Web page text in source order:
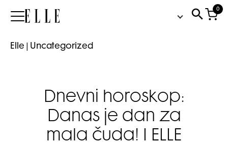
Elle
0
Elle Uncategorized
Dnevni horoskop:
Danas je dan za
mala čuda! I ELLE